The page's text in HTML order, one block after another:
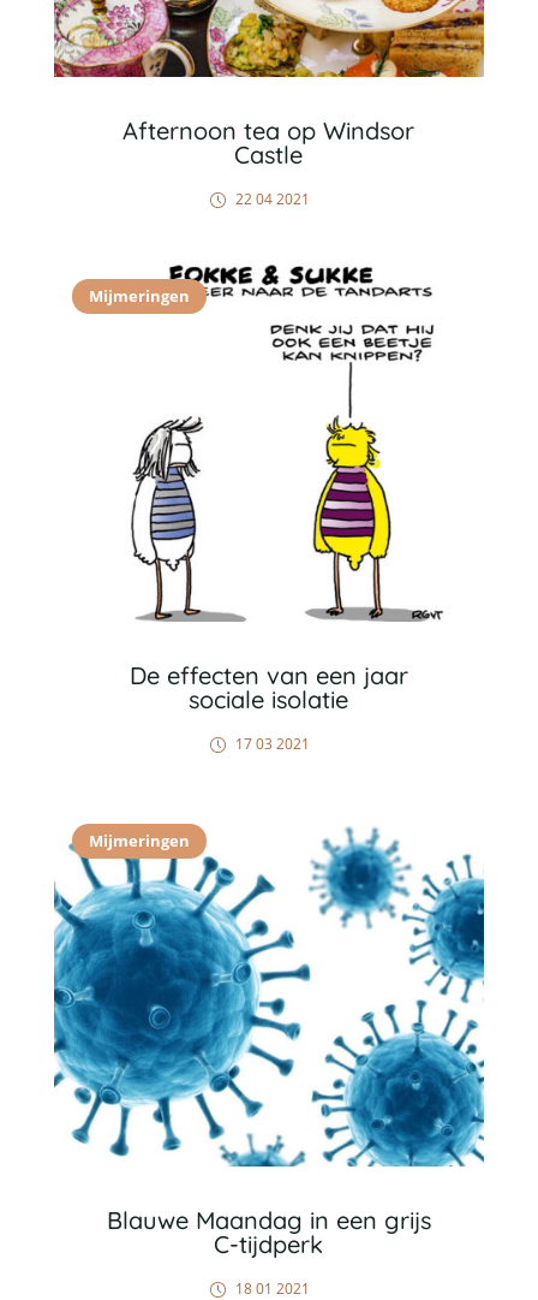
Afternoon tea op Windsor
Castle
22 04 2021
Mijmeringen
De effecten van een jaar
sociale isolatie
17 03 2021
Mijmeringen
Blauwe Maandag in een grijs
C-tijdperk
18 01 2021